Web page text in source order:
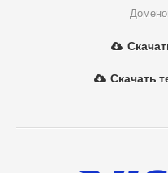
Скачать